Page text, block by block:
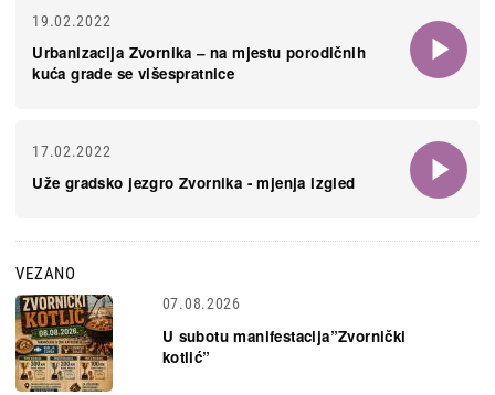
19.02.2022
Urbanizacija Zvornika – na mjestu porodičnih
kuća grade se višespratnice
17.02.2022
Uže gradsko jezgro Zvornika - mjenja izgled
VEZANO
07.08.2026
U subotu manifestacija”Zvornički
kotlić”